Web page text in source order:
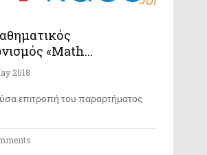
«Math...
2018
επιτροπή του παραρτήματος